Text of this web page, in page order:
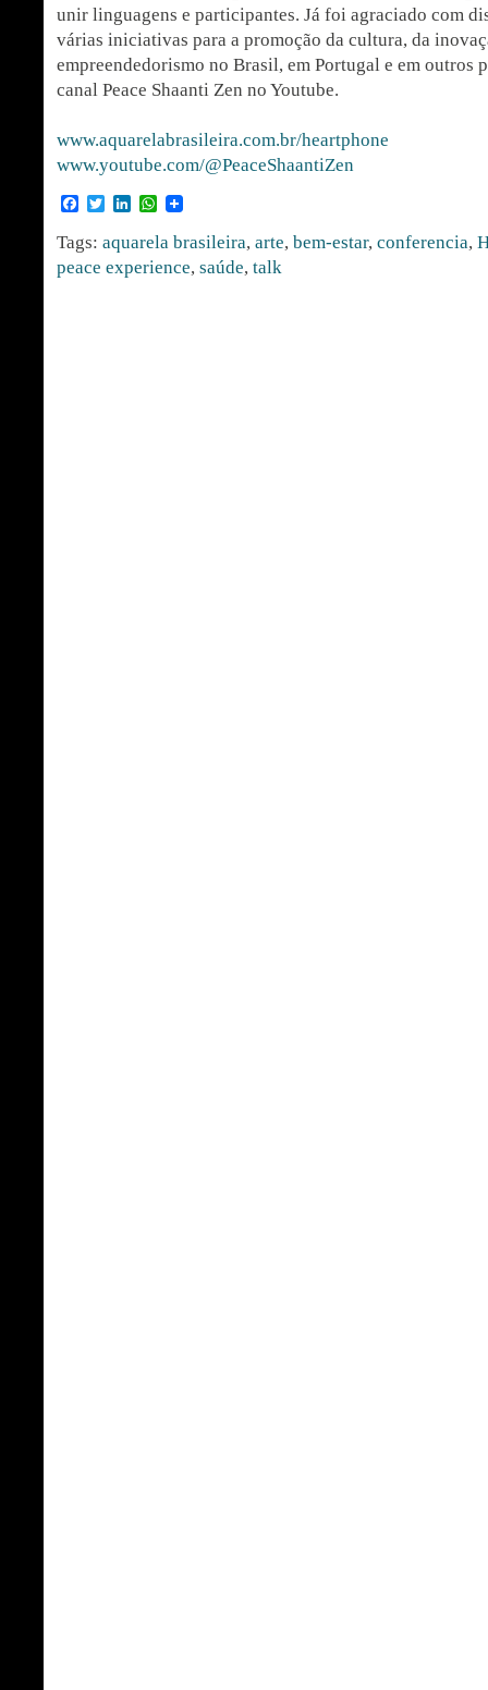
unir linguagens e participantes. Já foi agraciado com
várias iniciativas para a promoção da cultura, da
empreendedorismo no Brasil, em Portugal e em outros
canal Peace Shaanti Zen no Youtube.
www.aquarelabrasileira.com.br/heartphone
www.youtube.com/@PeaceShaantiZen
Facebook
TwitterLinkedInWhatsApp
Tags: aquarela brasileira, arte, bem-estar, conferencia,
peace experience, saúde, talk